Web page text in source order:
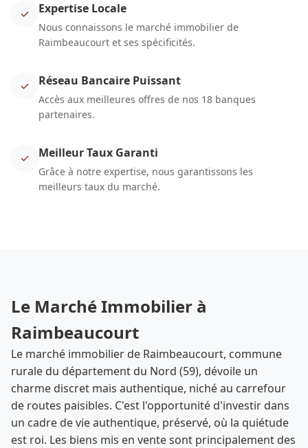
✓ Expertise Locale
Nous connaissons le marché immobilier de
Raimbeaucourt et ses spécificités.
✓ Réseau Bancaire Puissant
Accès aux meilleures offres de nos 18 banques
partenaires.
✓ Meilleur Taux Garanti
Grâce à notre expertise, nous garantissons les
meilleurs taux du marché.
Le Marché Immobilier à
Raimbeaucourt
Le marché immobilier de Raimbeaucourt, commune
rurale du département du Nord (59), dévoile un
charme discret mais authentique, niché au carrefour
de routes paisibles. C'est l'opportunité d'investir dans
un cadre de vie authentique, préservé, où la quiétude
est roi. Les biens mis en vente sont principalement des